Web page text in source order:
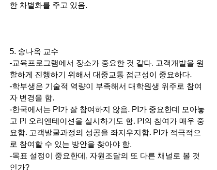
한 차별화를 주고 있음.
5. 송나옥 교수
-교육프로그램에서 장소가 중요한 것 같다. 고객개발을 원
할하게 진행하기 위해서 대중교통 접근성이 중요하다.
-학부생은 기술적 역량이 부족해서 대학원생 위주로 참여
자 변경을 함.
-한국에서는 PI가 잘 참여하지 않음. PI가 중요한데 모아놓
고 PI 오리엔테이션을 실시하기도 함. PI의 참여가 매우 중
요함. 고객발굴과정의 성공을 좌지우지함. PI가 적극적으
로 참여할 수 있는 방안을 찾아야 함.
-목표 설정이 중요한데, 자원조달의 또 다른 채널로 볼 것
인가?